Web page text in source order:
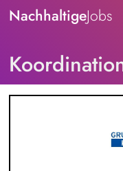
NachhaltigeJobs